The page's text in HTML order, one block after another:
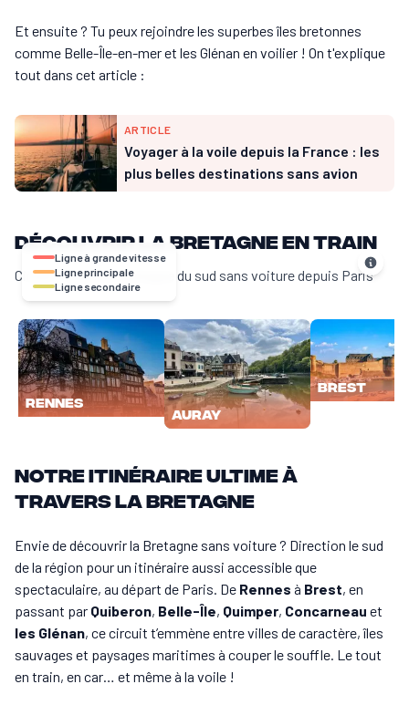
Et ensuite ? Tu peux rejoindre les superbes îles bretonnes
comme Belle-Île-en-mer et les Glénan en voilier ! On t'explique
tout dans cet article :
ARTICLE
Voyager à la voile depuis la France : les
plus belles destinations sans avion
Découvrir la Bretagne en train
Circuit 7 jours en Bretagne du sud sans voiture depuis Paris
Ligne à grande vitesse
Ligne principale
Ligne secondaire
Rennes
Auray
Brest
Notre itinéraire ultime à
travers la Bretagne
Envie de découvrir la Bretagne sans voiture ? Direction le sud
de la région pour un itinéraire aussi accessible que
spectaculaire, au départ de Paris. De Rennes à Brest, en
passant par Quiberon, Belle-Île, Quimper, Concarneau et
les Glénan, ce circuit t’emmène entre villes de caractère, îles
sauvages et paysages maritimes à couper le souffle. Le tout
en train, en car… et même à la voile !